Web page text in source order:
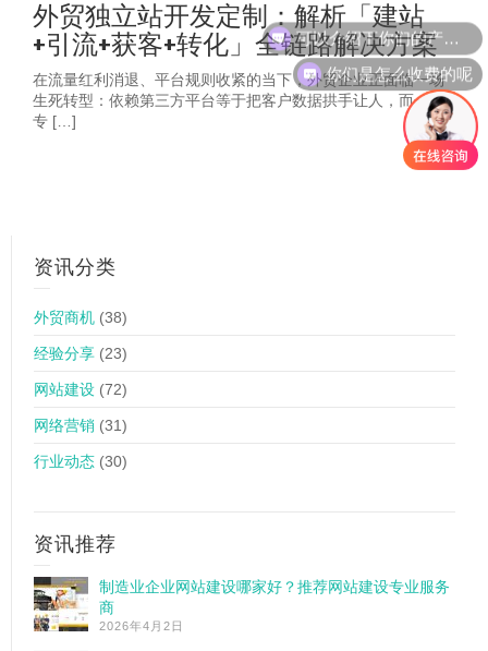
外贸独立站开发定制：解析「建站
+引流+获客+转化」全链路解决方案
在流量红利消退、平台规则收紧的当下，外贸企业正面临一场
生死转型：依赖第三方平台等于把客户数据拱手让人，而一个
专 […]
资讯分类
外贸商机 (38)
经验分享 (23)
网站建设 (72)
网络营销 (31)
行业动态 (30)
资讯推荐
制造业企业网站建设哪家好？推荐网站建设专业服务
商
2026年4月2日
你们是怎么收费的呢